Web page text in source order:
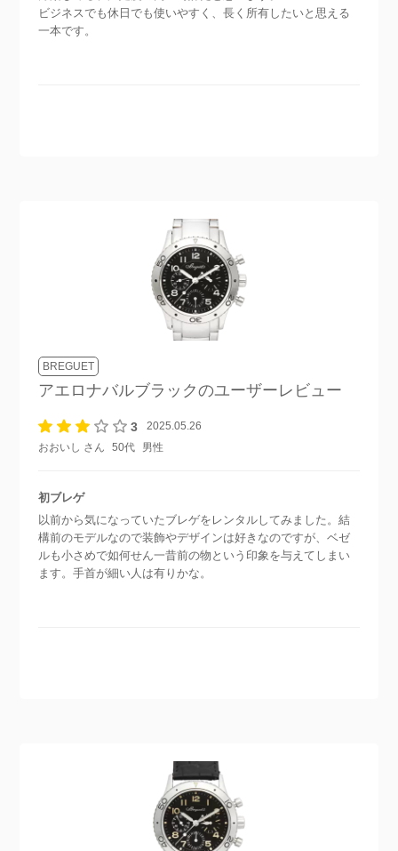
ビジネスでも休日でも使いやすく、長く所有したいと思える
一本です。
BREGUET
アエロナバルブラックのユーザーレビュー
3
2025.05.26
おおいし さん
50代 男性
初ブレゲ
以前から気になっていたブレゲをレンタルしてみました。結
構前のモデルなので装飾やデザインは好きなのですが、ベゼ
ルも小さめで如何せん一昔前の物という印象を与えてしまい
ます。手首が細い人は有りかな。